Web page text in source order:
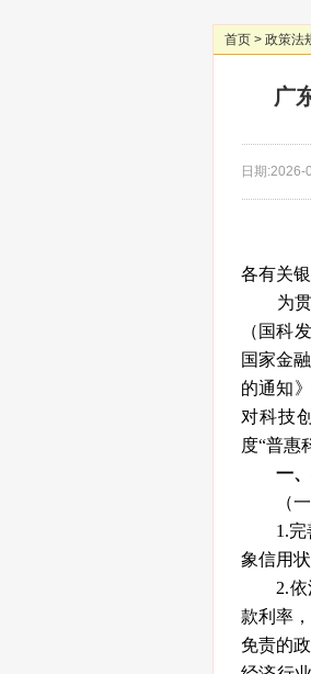
首页 > 政策法
广
日期
各有关银
为贯彻
（国科
国家金
的通知
对科技
度“普惠
一
（一
1.完善
象信用
2.依法
款利率
免责的